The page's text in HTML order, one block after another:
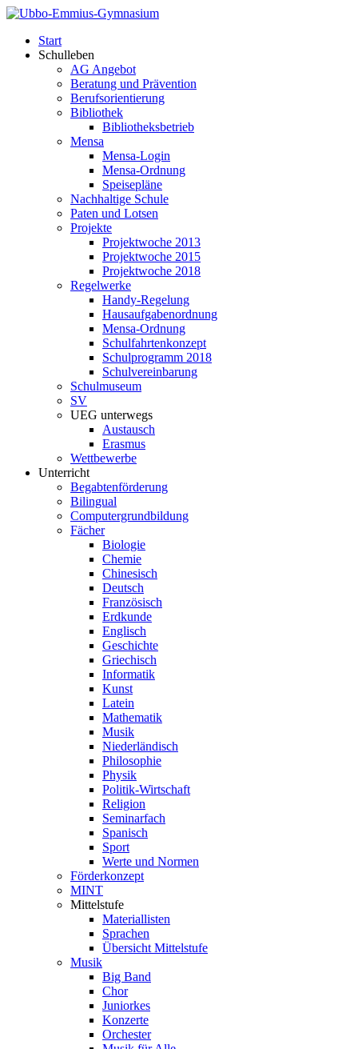
Start
Schulleben
AG Angebot
Beratung und Prävention
Berufsorientierung
Bibliothek
Bibliotheksbetrieb
Mensa
Mensa-Login
Mensa-Ordnung
Speisepläne
Nachhaltige Schule
Paten und Lotsen
Projekte
Projektwoche 2013
Projektwoche 2015
Projektwoche 2018
Regelwerke
Handy-Regelung
Hausaufgabenordnung
Mensa-Ordnung
Schulfahrtenkonzept
Schulprogramm 2018
Schulvereinbarung
Schulmuseum
SV
UEG unterwegs
Austausch
Erasmus
Wettbewerbe
Unterricht
Begabtenförderung
Bilingual
Computergrundbildung
Fächer
Biologie
Chemie
Chinesisch
Deutsch
Französisch
Erdkunde
Englisch
Geschichte
Griechisch
Informatik
Kunst
Latein
Mathematik
Musik
Niederländisch
Philosophie
Physik
Politik-Wirtschaft
Religion
Seminarfach
Spanisch
Sport
Werte und Normen
Förderkonzept
MINT
Mittelstufe
Materiallisten
Sprachen
Übersicht Mittelstufe
Musik
Big Band
Chor
Juniorkes
Konzerte
Orchester